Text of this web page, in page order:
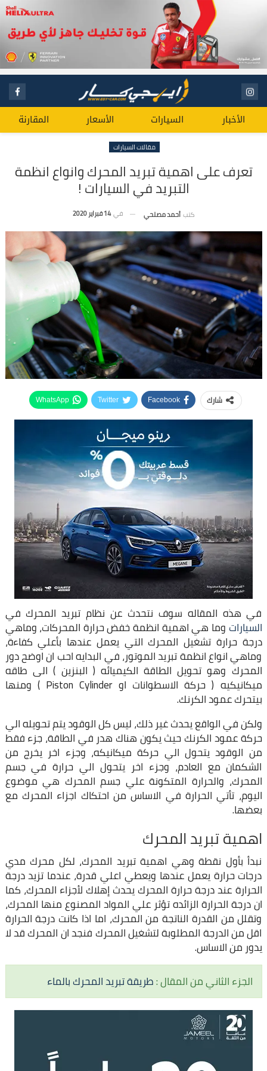
الأخبار السيارات الأسعار المقارنة
مقالات السيارات
تعرف على اهمية تبريد المحرك وانواع انظمة
التبريد في السيارات !
كتب أحمد مصلحي في 14 فبراير 2020
شارك Facebook
Twitter
WhatsApp
في هذه المقاله سوف نتحدث عن نظام تبريد المحرك في
السيارات وما هي اهمية انظمة خفض حرارة المحركات، وماهي
درجة حرارة تشغيل المحرك التي يعمل عندها بأعلي كفاءة،
وماهي انواع انظمة تبريد الموتور، في البدايه احب ان اوضح دور
المحرك وهو تحويل الطاقة الكيميائه ( البنزين ) الى طاقه
ميكانيكيه ( حركة الاسطوانات او Piston Cylinder ) ومنها
بيتحرك عمود الكرنك.
ولكن في الواقع يحدث غير ذلك، ليس كل الوقود يتم تحويله الي
حركة عمود الكرنك حيث يكون هناك هدر في الطاقة، جزء فقط
من الوقود يتحول الي حركة ميكانيكه، وجزء اخر يخرج من
الشكمان مع العادم، وجزء اخر يتحول الي حرارة في جسم
المحرك، والحرارة المتكونة علي جسم المحرك هي موضوع
اليوم، تأتي الحرارة في الاساس من احتكاك اجزاء المحرك مع
بعضها.
اهمية تبريد المحرك
نبدأ بأول نقطة وهي اهمية تبريد المحرك، لكل محرك مدي
درجات حرارة يعمل عندها ويعطي اعلي قدرة، عندما تزيد درجة
الحرارة عند درجة حرارة المحرك يحدث إهلاك لأجزاء المحرك، كما
ان درجة الحرارة الزائده تؤثر علي المواد المصنوع منها المحرك،
وتقلل من القدرة الناتجة من المحرك، اما اذا كانت درجة الحرارة
اقل من الدرجة المطلوبة لتشغيل المحرك فنجد ان المحرك قد لا
يدور من الاساس.
الجزء الثاني من المقال :طريقة تبريد المحرك بالماء